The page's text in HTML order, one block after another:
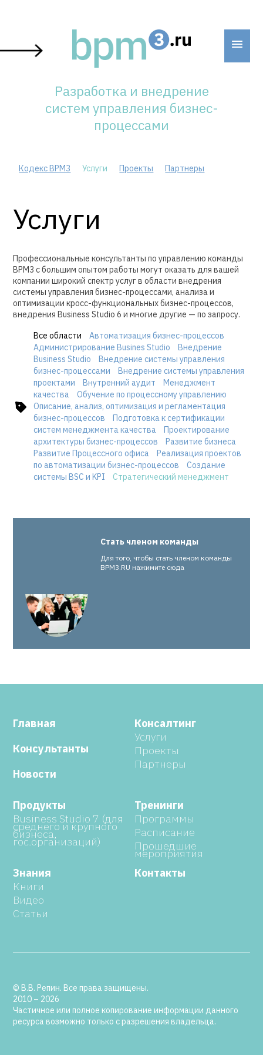
content
Разработка и внедрение
систем управления бизнес-
процессами
Кодекс BPM3 Услуги Проекты Партнеры
Услуги
Профессиональные консультанты по управлению команды
BPM3 с большим опытом работы могут оказать для вашей
компании широкий спектр услуг в области внедрения
системы управления бизнес-процессами, анализа и
оптимизации кросс-функциональных бизнес-процессов,
внедрения Business Studio 6 и многие другие — по запросу.
Все области
Автоматизация бизнес-процессов
Администрирование Busines Studio
Внедрение
Business Studio
Внедрение системы управления
бизнес-процессами
Внедрение системы управления
проектами
Внутренний аудит
Менеджмент
качества
Обучение по процессному управлению
Описание, анализ, оптимизация и регламентация
бизнес-процессов
Подготовка к сертификации
систем менеджмента качества
Проектирование
архитектуры бизнес-процессов
Развитие бизнеса
Развитие Процессного офиса
Реализация проектов
по автоматизации бизнес-процессов
Создание
системы BSC и KPI
Стратегический менеджмент
Стать членом команды
Для того, чтобы стать членом команды
BPM3.RU нажимите сюда
Главная
Консультанты
Новости
Консалтинг
Услуги
Проекты
Партнеры
Продукты
Business Studio 7 (для
среднего и крупного
бизнеса,
гос.организаций)
Тренинги
Программы
Расписание
Прошедшие
мероприятия
Знания
Книги
Видео
Статьи
Контакты
© В.В. Репин. Все права защищены.
2010 – 2026
Частичное или полное копирование информации данного
ресурса возможно только с разрешения владельца.